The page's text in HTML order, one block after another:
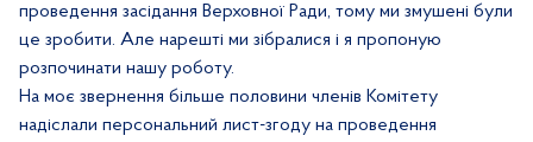
проведення засідання Верховної Ради, тому ми змушені були
це зробити. Але нарешті ми зібралися і я пропоную
розпочинати нашу роботу.
На моє звернення більше половини членів Комітету
надіслали персональний лист-згоду на проведення